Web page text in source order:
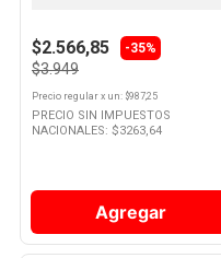
$2.566,85 -35%
$3.949
Precio regular x un: $987,25
PRECIO SIN IMPUESTOS
NACIONALES: $3263,64
Agregar